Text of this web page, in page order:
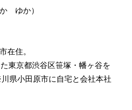
ゆか）
在住。
東京都渋谷区笹塚・幡ヶ谷を
県小田原市に自宅と会社本社